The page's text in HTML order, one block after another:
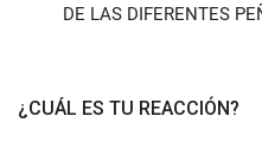
DE LAS DIFERENTES
¿CUÁL ES TU REACCIÓN?